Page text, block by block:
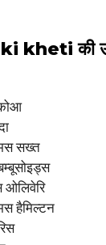
kheti की
सख्त
ओलिवेरि
हैमिल्टन